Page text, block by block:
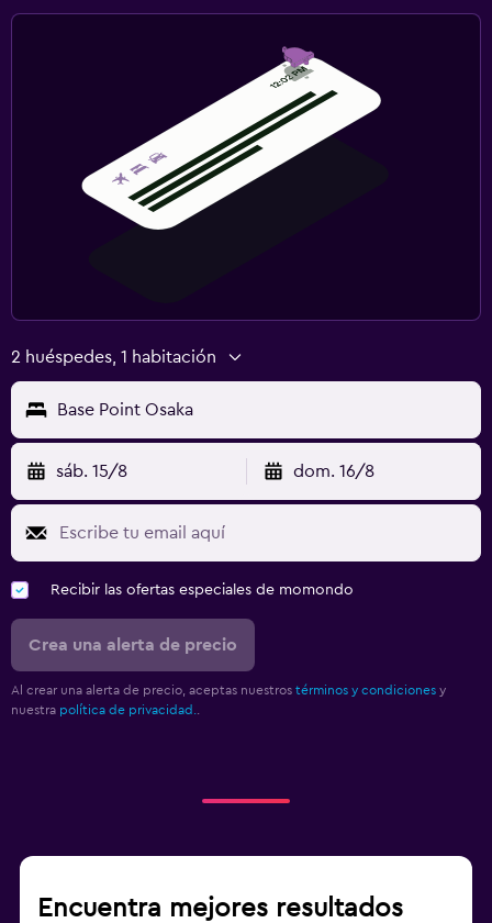
2 huéspedes, 1 habitación
Base Point Osaka
sáb. 15/8 dom. 16/8
Recibir las ofertas especiales de momondo
Crea una alerta de precio
Al crear una alerta de precio, aceptas nuestros términos y condiciones y
nuestra política de privacidad.
Encuentra mejores resultados